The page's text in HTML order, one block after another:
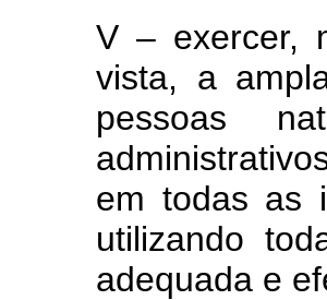
V – exercer,
vista, a
pessoas
em todas as
utilizando
adequada e